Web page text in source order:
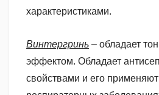
характеристиками.
Винтергринь – обладает
эффектом. Обладает
свойствами и его